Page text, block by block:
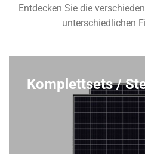
Entdecken Sie die
unterschiedlichen
Komplettsets /